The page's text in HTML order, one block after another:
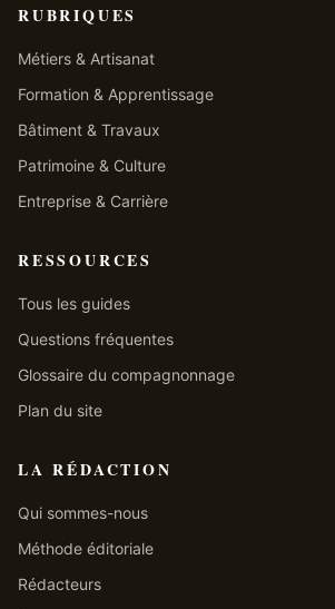
RUBRIQUES
Métiers & Artisanat
Formation & Apprentissage
Bâtiment & Travaux
Patrimoine & Culture
Entreprise & Carrière
RESSOURCES
Tous les guides
Questions fréquentes
Glossaire du compagnonnage
Plan du site
LA RÉDACTION
Qui sommes-nous
Méthode éditoriale
Rédacteurs